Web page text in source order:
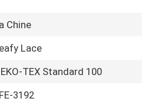
Chine
Lace
TEX Standard 100
3192